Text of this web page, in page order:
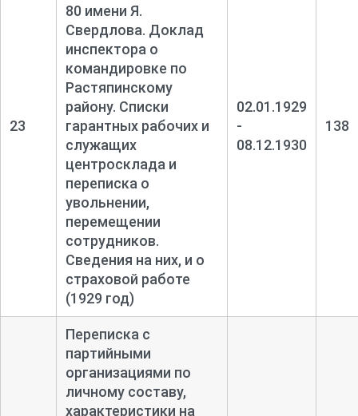
23
80 имени Я.
Свердлова. Доклад
инспектора о
командировке по
Растяпинскому
району. Списки
гарантных рабочих и
служащих
центросклада и
переписка о
увольнении,
перемещении
сотрудников.
Сведения на них, и о
страховой работе
(1929 год)
02.01.1929
-
08.12.1930
138
Переписка с
партийными
организациями по
личному составу,
характеристики на